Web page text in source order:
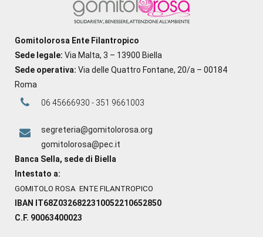
Gomitolorosa Ente Filantropico
Sede legale: Via Malta, 3 – 13900 Biella
Sede operativa: Via delle Quattro Fontane, 20/a – 00184
Roma
06 45666930 - 351 9661003
segreteria@gomitolorosa.org
gomitolorosa@pec.it
Banca Sella, sede di Biella
Intestato a:
GOMITOLO ROSA ENTE FILANTROPICO
IBAN IT68Z0326822310052210652850
C.F. 90063400023